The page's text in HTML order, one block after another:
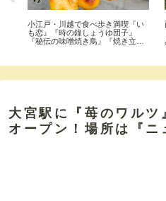
小江戸・川越で食べ歩き満喫『い
も恋』『時の鐘しょうゆ団子』
『秘伝の味噌焼き鳥』『焼き立て
大宮駅に『苺のワル
オープン！場所は『